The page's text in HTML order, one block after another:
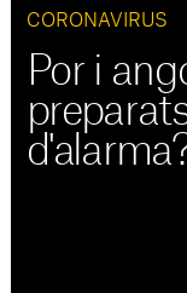
CORONAVIRUS
Por i